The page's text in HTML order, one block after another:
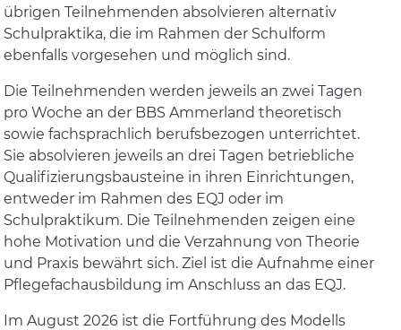
übrigen Teilnehmenden absolvieren alternativ
Schulpraktika, die im Rahmen der Schulform
ebenfalls vorgesehen und möglich sind.
Die Teilnehmenden werden jeweils an zwei Tagen
pro Woche an der BBS Ammerland theoretisch
sowie fachsprachlich berufsbezogen unterrichtet.
Sie absolvieren jeweils an drei Tagen betriebliche
Qualifizierungsbausteine in ihren Einrichtungen,
entweder im Rahmen des EQJ oder im
Schulpraktikum. Die Teilnehmenden zeigen eine
hohe Motivation und die Verzahnung von Theorie
und Praxis bewährt sich. Ziel ist die Aufnahme einer
Pflegefachausbildung im Anschluss an das EQJ.
Im August 2026 ist die Fortführung des Modells